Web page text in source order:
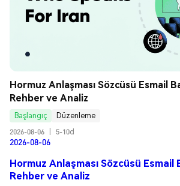
Hormuz Anlaşması Sözcüsü Esmail
Rehber ve Analiz
Başlangıç
Düzenleme
2026-08-06
5-10d
2026-08-06
Hormuz Anlaşması Sözcüsü
Rehber ve Analiz